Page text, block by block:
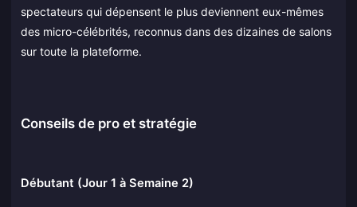
spectateurs qui dépensent le plus deviennent eux-mêmes
des micro-célébrités, reconnus dans des dizaines de salons
sur toute la plateforme.
Conseils de pro et stratégie
Débutant (Jour 1 à Semaine 2)